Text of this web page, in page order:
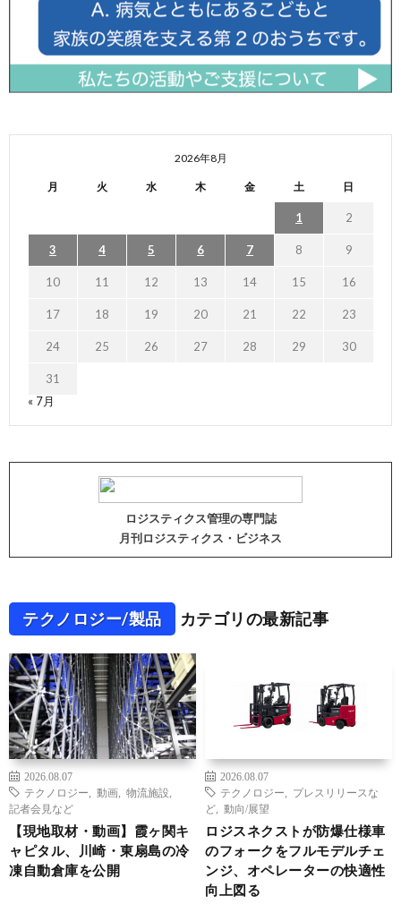
2026年8月
月 火 水 木 金 土 日
1 2
3 4 5 6 7 8 9
10 11 12 13 14 15 16
17 18 19 20 21 22 23
24 25 26 27 28 29 30
31
« 7月
ロジスティクス管理の専門誌
月刊ロジスティクス・ビジネス
テクノロジー/製品 カテゴリの最新記事
2026.08.07
テクノロジー
動画 物流施設
記者会見など
【現地取材・動画】霞ヶ関キ
ャピタル、川崎・東扇島の冷
凍自動倉庫を公開
2026.08.07
テクノロジー
プレスリリースな
ど
動向/展望
ロジスネクストが防爆仕様車
のフォークをフルモデルチェ
ンジ、オペレーターの快適性
向上図る